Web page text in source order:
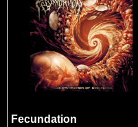
Fecundation